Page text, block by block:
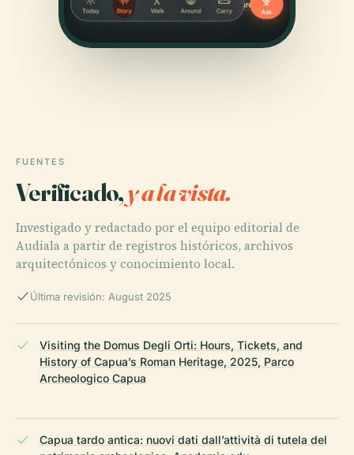
FUENTES
Verificado,y a la vista.
Investigado y redactado por el equipo editorial de
Audiala a partir de registros históricos, archivos
arquitectónicos y conocimiento local.
Última revisión: August 2025
Visiting the Domus Degli Orti: Hours, Tickets, and
History of Capua’s Roman Heritage, 2025, Parco
Archeologico Capua
Capua tardo antica: nuovi dati dall’attività di tutela del